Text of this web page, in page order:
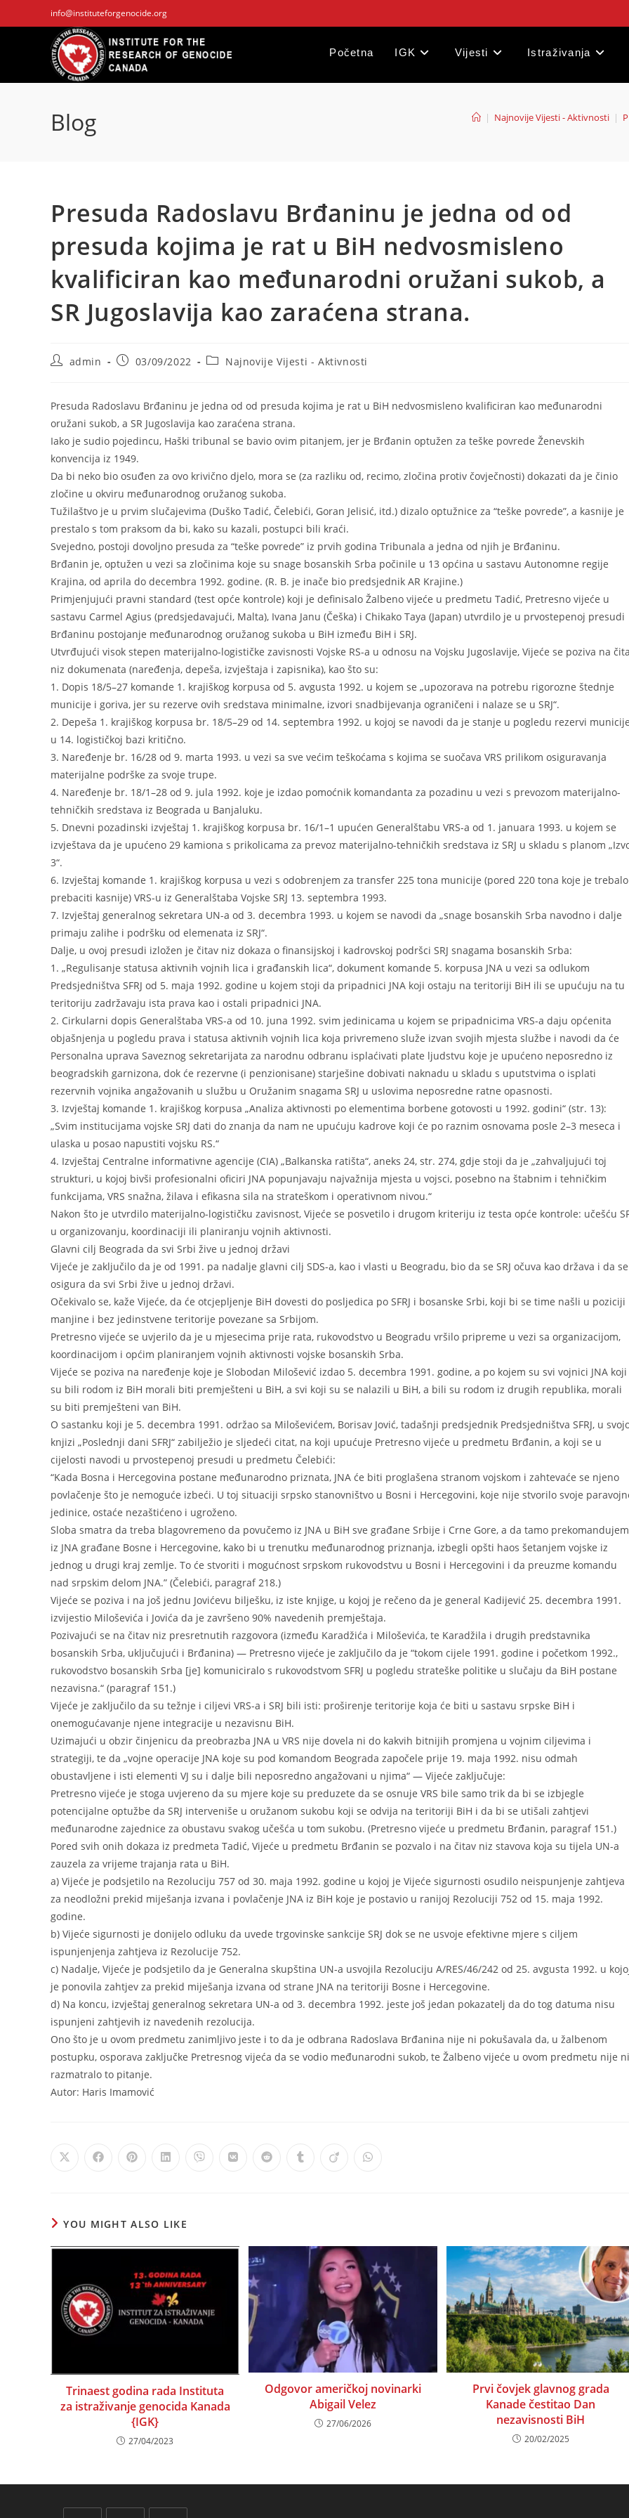
to
info@instituteforgenocide.org
Početna IGK Vijesti Istraživanja
Blog | Najnovije Vijesti - Aktivnosti |
Presuda Radoslavu Brđaninu je jedna od od
presuda kojima je rat u BiH nedvosmisleno
kvalificiran kao međunarodni oružani sukob, a
SR Jugoslavija kao zaraćena strana.
Postadmin
Post03/09/2022
PostNajnovije Vijesti - Aktivnosti
Presuda Radoslavu Brđaninu je jedna od od presuda kojima je rat u BiH nedvosmisleno kvalificiran kao međunarodni
oružani sukob, a SR Jugoslavija kao zaraćena strana.
Iako je sudio pojedincu, Haški tribunal se bavio ovim pitanjem, jer je Brđanin optužen za teške povrede Ženevskih
konvencija iz 1949.
Da bi neko bio osuđen za ovo krivično djelo, mora se (za razliku od, recimo, zločina protiv čovječnosti) dokazati da je činio
zločine u okviru međunarodnog oružanog sukoba.
Tužilaštvo je u prvim slučajevima (Duško Tadić, Čelebići, Goran Jelisić, itd.) dizalo optužnice za “teške povrede”, a kasnije je
prestalo s tom praksom da bi, kako su kazali, postupci bili kraći.
Svejedno, postoji dovoljno presuda za “teške povrede” iz prvih godina Tribunala a jedna od njih je Brđaninu.
Brđanin je, optužen u vezi sa zločinima koje su snage bosanskih Srba počinile u 13 općina u sastavu Autonomne regije
Krajina, od aprila do decembra 1992. godine. (R. B. je inače bio predsjednik AR Krajine.)
Primjenjujući pravni standard (test opće kontrole) koji je definisalo Žalbeno vijeće u predmetu Tadić, Pretresno vijeće u
sastavu Carmel Agius (predsjedavajući, Malta), Ivana Janu (Češka) i Chikako Taya (Japan) utvrdilo je u prvostepenoj presudi
Brđaninu postojanje međunarodnog oružanog sukoba u BiH između BiH i SRJ.
Utvrđujući visok stepen materijalno-logističke zavisnosti Vojske RS-a u odnosu na Vojsku Jugoslavije, Vijeće se poziva na
niz dokumenata (naređenja, depeša, izvještaja i zapisnika), kao što su:
1. Dopis 18/5–27 komande 1. krajiškog korpusa od 5. avgusta 1992. u kojem se „upozorava na potrebu rigorozne štednje
municije i goriva, jer su rezerve ovih sredstava minimalne, izvori snadbijevanja ograničeni i nalaze se u SRJ“.
2. Depeša 1. krajiškog korpusa br. 18/5–29 od 14. septembra 1992. u kojoj se navodi da je stanje u pogledu rezervi
u 14. logističkoj bazi kritično.
3. Naređenje br. 16/28 od 9. marta 1993. u vezi sa sve većim teškoćama s kojima se suočava VRS prilikom osiguravanja
materijalne podrške za svoje trupe.
4. Naređenje br. 18/1–28 od 9. jula 1992. koje je izdao pomoćnik komandanta za pozadinu u vezi s prevozom materijalno-
tehničkih sredstava iz Beograda u Banjaluku.
5. Dnevni pozadinski izvještaj 1. krajiškog korpusa br. 16/1–1 upućen Generalštabu VRS-a od 1. januara 1993. u kojem se
izvještava da je upućeno 29 kamiona s prikolicama za prevoz materijalno-tehničkih sredstava iz SRJ u skladu s planom
3“.
6. Izvještaj komande 1. krajiškog korpusa u vezi s odobrenjem za transfer 225 tona municije (pored 220 tona koje je trebalo
prebaciti kasnije) VRS-u iz Generalštaba Vojske SRJ 13. septembra 1993.
7. Izvještaj generalnog sekretara UN-a od 3. decembra 1993. u kojem se navodi da „snage bosanskih Srba navodno i dalje
primaju zalihe i podršku od elemenata iz SRJ“.
Dalje, u ovoj presudi izložen je čitav niz dokaza o finansijskoj i kadrovskoj podršci SRJ snagama bosanskih Srba:
1. „Regulisanje statusa aktivnih vojnih lica i građanskih lica“, dokument komande 5. korpusa JNA u vezi sa odlukom
Predsjedništva SFRJ od 5. maja 1992. godine u kojem stoji da pripadnici JNA koji ostaju na teritoriji BiH ili se upućuju na tu
teritoriju zadržavaju ista prava kao i ostali pripadnici JNA.
2. Cirkularni dopis Generalštaba VRS-a od 10. juna 1992. svim jedinicama u kojem se pripadnicima VRS-a daju općenita
objašnjenja u pogledu prava i statusa aktivnih vojnih lica koja privremeno služe izvan svojih mjesta službe i navodi da će
Personalna uprava Saveznog sekretarijata za narodnu odbranu isplaćivati plate ljudstvu koje je upućeno neposredno iz
beogradskih garnizona, dok će rezervne (i penzionisane) starješine dobivati naknadu u skladu s uputstvima o isplati
rezervnih vojnika angažovanih u službu u Oružanim snagama SRJ u uslovima neposredne ratne opasnosti.
3. Izvještaj komande 1. krajiškog korpusa „Analiza aktivnosti po elementima borbene gotovosti u 1992. godini“ (str. 13):
„Svim institucijama vojske SRJ dati do znanja da nam ne upućuju kadrove koji će po raznim osnovama posle 2–3 meseca i
ulaska u posao napustiti vojsku RS.“
4. Izvještaj Centralne informativne agencije (CIA) „Balkanska ratišta“, aneks 24, str. 274, gdje stoji da je „zahvaljujući toj
strukturi, u kojoj bivši profesionalni oficiri JNA popunjavaju najvažnija mjesta u vojsci, posebno na štabnim i tehničkim
funkcijama, VRS snažna, žilava i efikasna sila na strateškom i operativnom nivou.“
Nakon što je utvrdilo materijalno-logističku zavisnost, Vijeće se posvetilo i drugom kriteriju iz testa opće kontrole: učešću
u organizovanju, koordinaciji ili planiranju vojnih aktivnosti.
Glavni cilj Beograda da svi Srbi žive u jednoj državi
Vijeće je zaključilo da je od 1991. pa nadalje glavni cilj SDS-a, kao i vlasti u Beogradu, bio da se SRJ očuva kao država i da se
osigura da svi Srbi žive u jednoj državi.
Očekivalo se, kaže Vijeće, da će otcjepljenje BiH dovesti do posljedica po SFRJ i bosanske Srbi, koji bi se time našli u poziciji
manjine i bez jedinstvene teritorije povezane sa Srbijom.
Pretresno vijeće se uvjerilo da je u mjesecima prije rata, rukovodstvo u Beogradu vršilo pripreme u vezi sa organizacijom,
koordinacijom i općim planiranjem vojnih aktivnosti vojske bosanskih Srba.
Vijeće se poziva na naređenje koje je Slobodan Milošević izdao 5. decembra 1991. godine, a po kojem su svi vojnici JNA koji
su bili rodom iz BiH morali biti premješteni u BiH, a svi koji su se nalazili u BiH, a bili su rodom iz drugih republika, morali
su biti premješteni van BiH.
O sastanku koji je 5. decembra 1991. održao sa Miloševićem, Borisav Jović, tadašnji predsjednik Predsjedništva SFRJ, u
knjizi „Poslednji dani SFRJ“ zabilježio je sljedeći citat, na koji upućuje Pretresno vijeće u predmetu Brđanin, a koji se u
cijelosti navodi u prvostepenoj presudi u predmetu Čelebići:
“Kada Bosna i Hercegovina postane međunarodno priznata, JNA će biti proglašena stranom vojskom i zahtevaće se njeno
povlačenje što je nemoguće izbeći. U toj situaciji srpsko stanovništvo u Bosni i Hercegovini, koje nije stvorilo svoje
jedinice, ostaće nezaštićeno i ugroženo.
Sloba smatra da treba blagovremeno da povučemo iz JNA u BiH sve građane Srbije i Crne Gore, a da tamo
iz JNA građane Bosne i Hercegovine, kako bi u trenutku međunarodnog priznanja, izbegli opšti haos šetanjem vojske iz
jednog u drugi kraj zemlje. To će stvoriti i mogućnost srpskom rukovodstvu u Bosni i Hercegovini i da preuzme komandu
nad srpskim delom JNA.” (Čelebići, paragraf 218.)
Vijeće se poziva i na još jednu Jovićevu bilješku, iz iste knjige, u kojoj je rečeno da je general Kadijević 25. decembra 1991.
izvijestio Miloševića i Jovića da je završeno 90% navedenih premještaja.
Pozivajući se na čitav niz presretnutih razgovora (između Karadžića i Miloševića, te Karadžila i drugih predstavnika
bosanskih Srba, uključujući i Brđanina) — Pretresno vijeće je zaključilo da je “tokom cijele 1991. godine i početkom 1992.,
rukovodstvo bosanskih Srba [je] komuniciralo s rukovodstvom SFRJ u pogledu strateške politike u slučaju da BiH postane
nezavisna.“ (paragraf 151.)
Vijeće je zaključilo da su težnje i ciljevi VRS-a i SRJ bili isti: proširenje teritorije koja će biti u sastavu srpske BiH i
onemogućavanje njene integracije u nezavisnu BiH.
Uzimajući u obzir činjenicu da preobrazba JNA u VRS nije dovela ni do kakvih bitnijih promjena u vojnim ciljevima i
strategiji, te da „vojne operacije JNA koje su pod komandom Beograda započele prije 19. maja 1992. nisu odmah
obustavljene i isti elementi VJ su i dalje bili neposredno angažovani u njima“ — Vijeće zaključuje:
Pretresno vijeće je stoga uvjereno da su mjere koje su preduzete da se osnuje VRS bile samo trik da bi se izbjegle
potencijalne optužbe da SRJ interveniše u oružanom sukobu koji se odvija na teritoriji BiH i da bi se utišali zahtjevi
međunarodne zajednice za obustavu svakog učešća u tom sukobu. (Pretresno vijeće u predmetu Brđanin, paragraf 151.)
Pored svih onih dokaza iz predmeta Tadić, Vijeće u predmetu Brđanin se pozvalo i na čitav niz stavova koja su tijela UN-a
zauzela za vrijeme trajanja rata u BiH.
a) Vijeće je podsjetilo na Rezoluciju 757 od 30. maja 1992. godine u kojoj je Vijeće sigurnosti osudilo neispunjenje zahtjeva
za neodložni prekid miješanja izvana i povlačenje JNA iz BiH koje je postavio u ranijoj Rezoluciji 752 od 15. maja 1992.
godine.
b) Vijeće sigurnosti je donijelo odluku da uvede trgovinske sankcije SRJ dok se ne usvoje efektivne mjere s ciljem
ispunjenjenja zahtjeva iz Rezolucije 752.
c) Nadalje, Vijeće je podsjetilo da je Generalna skupština UN-a usvojila Rezoluciju A/RES/46/242 od 25. avgusta 1992. u
je ponovila zahtjev za prekid miješanja izvana od strane JNA na teritoriji Bosne i Hercegovine.
d) Na koncu, izvještaj generalnog sekretara UN-a od 3. decembra 1992. jeste još jedan pokazatelj da do tog datuma nisu
ispunjeni zahtjevih iz navedenih rezolucija.
Ono što je u ovom predmetu zanimljivo jeste i to da je odbrana Radoslava Brđanina nije ni pokušavala da, u žalbenom
postupku, osporava zaključke Pretresnog vijeća da se vodio međunarodni sukob, te Žalbeno vijeće u ovom predmetu nije ni
razmatralo to pitanje.
Autor: Haris Imamović
Opens Opens Opens Opens Opens Opens Opens Opens Opens Opens
YOU MIGHT ALSO LIKE
Trinaest godina rada Instituta
za istraživanje genocida Kanada
{IGK}
27/04/2023
Odgovor američkoj novinarki
Abigail Velez
27/06/2026
Prvi čovjek glavnog grada
Kanade čestitao Dan
nezavisnosti BiH
20/02/2025